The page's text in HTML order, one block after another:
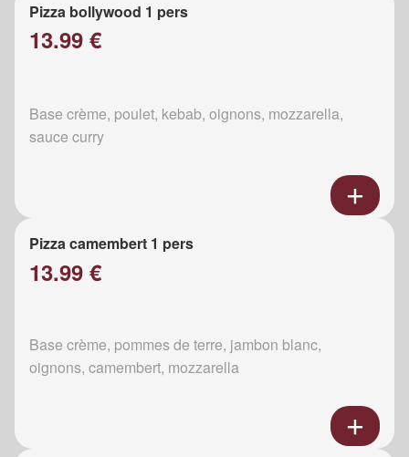
Pizza bollywood 1 pers
13.99 €
Base crème, poulet, kebab, oignons, mozzarella,
sauce curry
Pizza camembert 1 pers
13.99 €
Base crème, pommes de terre, jambon blanc,
oignons, camembert, mozzarella